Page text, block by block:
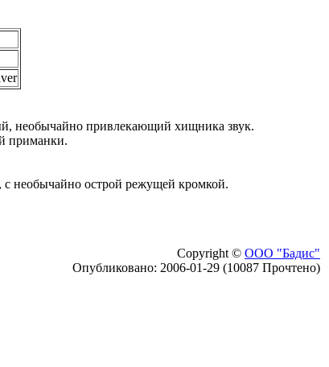
необычайно привлекающий хищника звук.
приманки.
необычайно острой режущей кромкой.
Copyright © ООО "Бадис"
Опубликовано: 2006-01-29 (10087 Прочтено)